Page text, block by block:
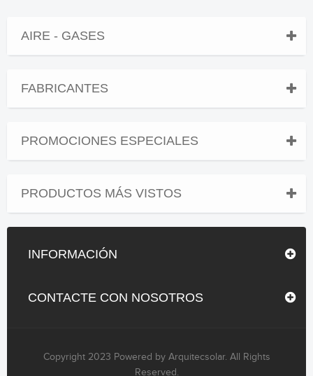
AIRE - GASES
FABRICANTES
PROMOCIONES ESPECIALES
PRODUCTOS MÁS VISTOS
INFORMACIÓN
CONTACTE CON NOSOTROS
Copyright 2023 Powered by Arquitecsolar. All Rights
Reserved.